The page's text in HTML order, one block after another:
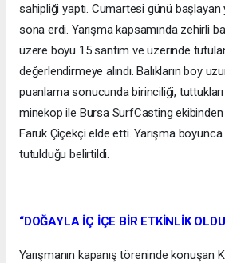
sahipliği yaptı. Cumartesi günü başlayan
sona erdi. Yarışma kapsamında zehirli
üzere boyu 15 santim ve üzerinde
değerlendirmeye alındı. Balıkların boy
puanlama sonucunda birinciliği,
minekop ile Bursa SurfCasting
Faruk Çiçekçi elde etti. Yarışma boyunca
tutulduğu belirtildi.
“DOĞAYLA İÇ İÇE BİR ETKİNLİK
Yarışmanın kapanış töreninde konuşan